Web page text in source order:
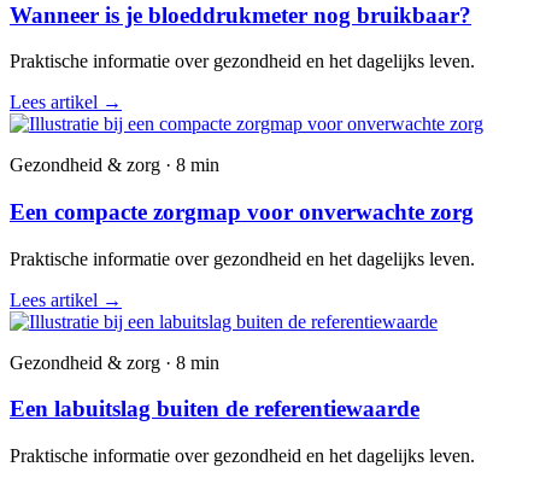
Wanneer is je bloeddrukmeter nog bruikbaar?
Praktische informatie over gezondheid en het dagelijks leven.
Lees artikel →
Gezondheid & zorg · 8 min
Een compacte zorgmap voor onverwachte zorg
Praktische informatie over gezondheid en het dagelijks leven.
Lees artikel →
Gezondheid & zorg · 8 min
Een labuitslag buiten de referentiewaarde
Praktische informatie over gezondheid en het dagelijks leven.